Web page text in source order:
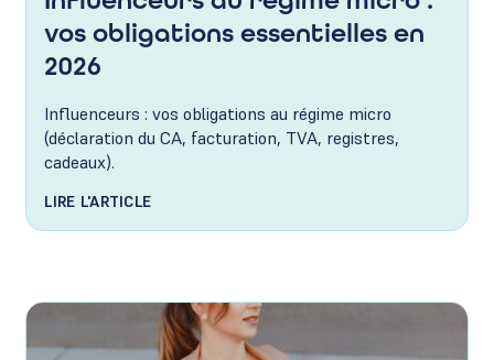
vos obligations essentielles en
2026
Influenceurs : vos obligations au régime micro
(déclaration du CA, facturation, TVA, registres,
cadeaux).
LIRE L'ARTICLE